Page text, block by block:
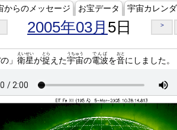
からのメッセージ お宝データ 宇宙カレン
2005年03月 5日 >
」 衛星
えいせい
が捉
とら
えた宇宙
うちゅう
の電波
でんぱ
を音
おと
にしました。